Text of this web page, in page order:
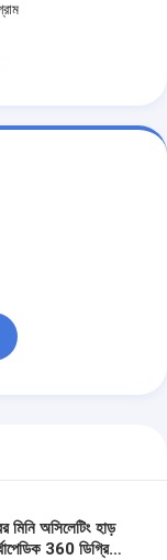
মিনি অসিলেটিং হাড়
360 ডিগ্রি